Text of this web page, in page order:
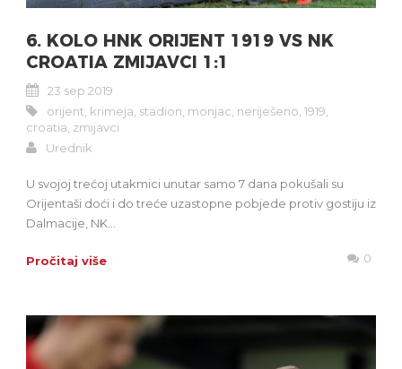
6. KOLO HNK ORIJENT 1919 VS NK
CROATIA ZMIJAVCI 1:1
23 sep 2019
orijent krimeja stadion monjac neriješeno 1919
croatia zmijavci
Urednik
U svojoj trećoj utakmici unutar samo 7 dana pokušali su
Orijentaši doći i do treće uzastopne pobjede protiv gostiju iz
Dalmacije, NK...
Pročitaj više 0